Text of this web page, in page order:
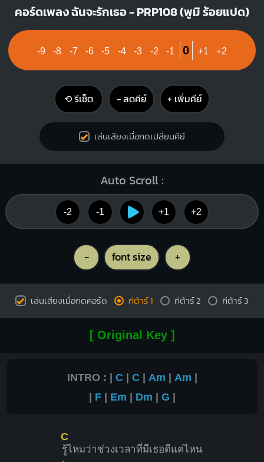
X
1
2
คอร์ดเพลง ฉันจะรักเธอ - PRP108 (พูมิ ร้อยแปด)
-9 -8 -7 -6 -5 -4 -3 -2 -1 0 +1 +2
⟲ รีเซ็ต − ลดคีย์ + เพิ่มคีย์
เล่นเสียงเมื่อกดเปลี่ยนคีย์
Auto Scroll :
-2 -1 +1 +2
- font size +
เล่นเสียงเมื่อกดคอร์ด กีต้าร์ 1 กีต้าร์ 2 กีต้าร์ 3
[ Original Key ]
INTRO : | C | C | Am | Am |
| F| Em | Dm | G |
C
รู้ไหมว่าช่วงเวลาที่มีเธอดีแค่ไหน